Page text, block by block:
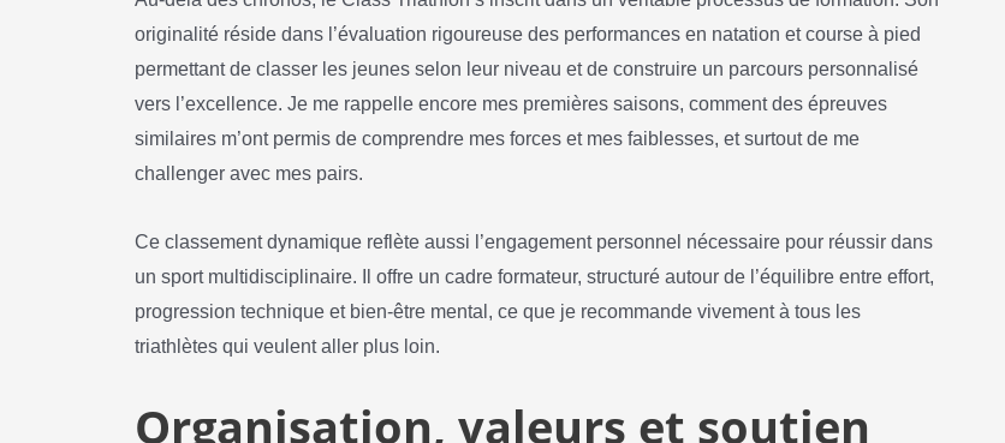
originalité réside dans l’évaluation rigoureuse des performances en natation et course à pied
permettant de classer les jeunes selon leur niveau et de construire un parcours personnalisé
vers l’excellence. Je me rappelle encore mes premières saisons, comment des épreuves
similaires m’ont permis de comprendre mes forces et mes faiblesses, et surtout de me
challenger avec mes pairs.
Ce classement dynamique reflète aussi l’engagement personnel nécessaire pour réussir dans
un sport multidisciplinaire. Il offre un cadre formateur, structuré autour de l’équilibre entre effort,
progression technique et bien-être mental, ce que je recommande vivement à tous les
triathlètes qui veulent aller plus loin.
Organisation, valeurs et soutien